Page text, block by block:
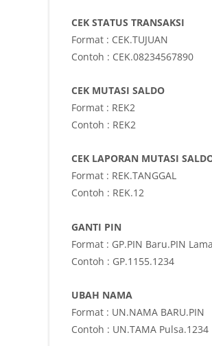
CEK STATUS TRANSAKSI
Format : CEK.TUJUAN
Contoh : CEK.08234567890
CEK MUTASI SALDO
Format : REK2
Contoh : REK2
CEK LAPORAN MUTASI
Format : REK.TANGGAL
Contoh : REK.12
GANTI PIN
Format : GP.PIN Baru.PIN Lama
Contoh : GP.1155.1234
UBAH NAMA
Format : UN.NAMA BARU.PIN
Contoh : UN.TAMA Pulsa.1234